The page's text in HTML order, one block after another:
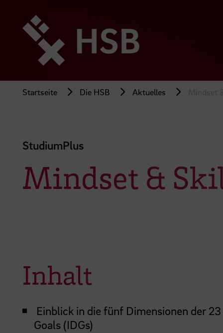
Seiteninhalt
springen
Startseite Die HSB Aktuelles
StudiumPlus
Mindset &
Inhalt
Einblick in die fünf Dimensionen der
Goals (IDGs)